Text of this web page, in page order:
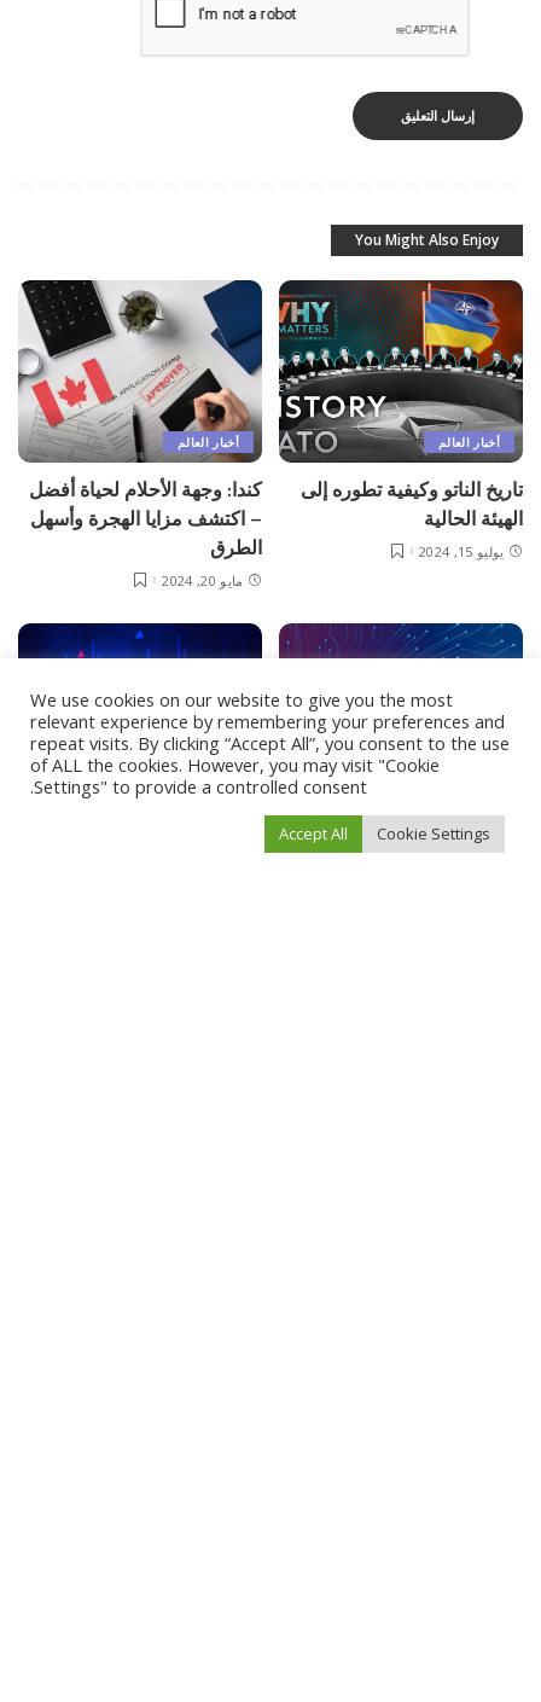
You Might Also Enjoy
أخبار العالم
تاريخ الناتو وكيفية تطوره إلى
الهيئة الحالية
يوليو 15, 2024
أخبار العالم
كندا: وجهة الأحلام لحياة أفضل
– اكتشف مزايا الهجرة وأسهل
الطرق
مايو 20, 2024
كل ما تحتاج معرفته عن الذكاء
الاصطناعي
أخبار العالم
We use cookies on our website to give you the most
relevant experience by remembering your preferences and
repeat visits. By clicking “Accept All”, you consent to the use
of ALL the cookies. However, you may visit "Cookie
Settings" to provide a controlled consent.
Cookie Settings
Accept All